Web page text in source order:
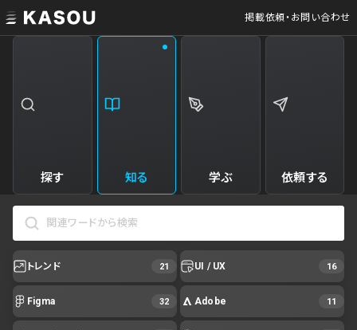
掲載依頼・お問い合わせ
探す 知る 学ぶ 依頼する
トレンド 21 UI / UX 16
Figma 32 Adobe 11